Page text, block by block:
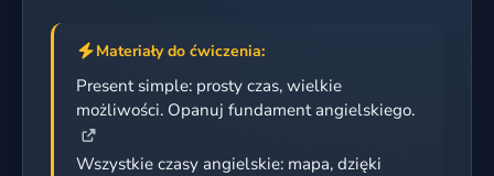
Materiały do ćwiczenia:
Present simple: prosty czas, wielkie
możliwości. Opanuj fundament angielskiego.
Wszystkie czasy angielskie: mapa, dzięki